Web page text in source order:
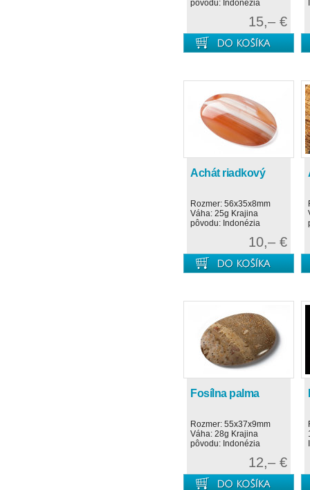
pôvodu: Indonézia
15,– €
Achát riadkový
Rozmer: 56x35x8mm
Váha: 25g Krajina
pôvodu: Indonézia
10,– €
Fosílna palma
Rozmer: 55x37x9mm
Váha: 28g Krajina
pôvodu: Indonézia
12,– €